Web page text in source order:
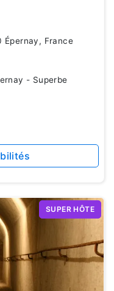
Épernay, France
- Superbe
SUPER HÔTE